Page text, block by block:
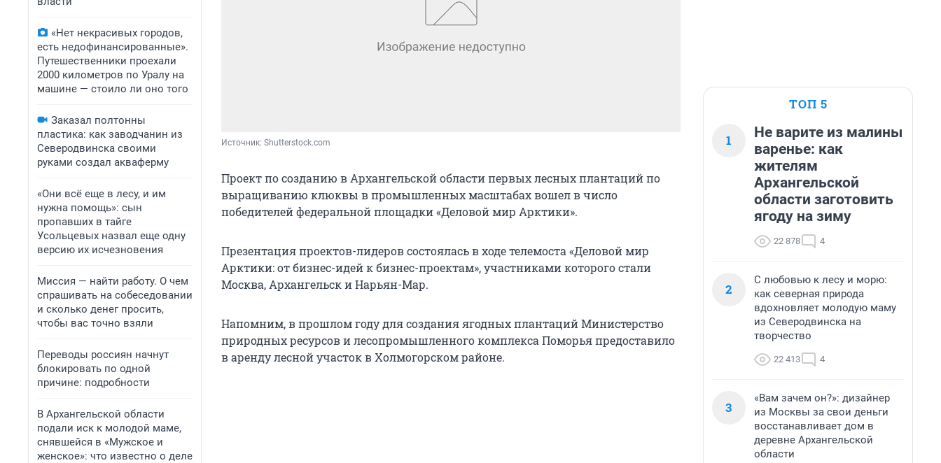
«Нет некрасивых городов,
есть недофинансированные».
Путешественники проехали
2000 километров по Уралу на
машине — стоило ли оно того
Заказал полтонны
пластика: как заводчанин из
Северодвинска своими
руками создал акваферму
«Они всё еще в лесу, и им
нужна помощь»: сын
пропавших в тайге
Усольцевых назвал еще одну
версию их исчезновения
Миссия — найти работу. О чем
спрашивать на собеседовании
и сколько денег просить,
чтобы вас точно взяли
Переводы россиян начнут
блокировать по одной
причине: подробности
В Архангельской области
подали иск к молодой маме,
снявшейся в «Мужское и
женское»: что известно о деле
Источник: Shutterstock.com
Проект по созданию в Архангельской области первых лесных плантаций по
выращиванию клюквы в промышленных масштабах вошел в число
победителей федеральной площадки «Деловой мир Арктики».
Презентация проектов-лидеров состоялась в ходе телемоста «Деловой мир
Арктики: от бизнес-идей к бизнес-проектам», участниками которого стали
Москва, Архангельск и Нарьян-Мар.
Напомним, в прошлом году для создания ягодных плантаций Министерство
природных ресурсов и лесопромышленного комплекса Поморья предоставило
в аренду лесной участок в Холмогорском районе.
ТОП 5
1
Не варите из малины
варенье: как
жителям
Архангельской
области заготовить
ягоду на зиму
22 878 4
2
С любовью к лесу и морю:
как северная природа
вдохновляет молодую маму
из Северодвинска на
творчество
22 413 4
3
«Вам зачем он?»: дизайнер
из Москвы за свои деньги
восстанавливает дом в
деревне Архангельской
области